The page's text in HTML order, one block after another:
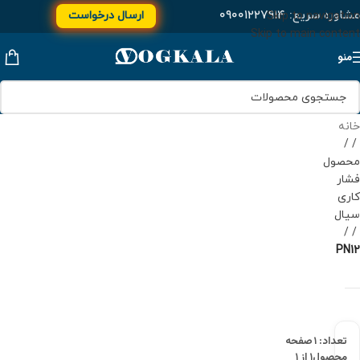
Skip to navigation
Skip to main content
مشاوره سریع:۰۹۰۰۱۲۲۷۹۱۴ ارسال درخواست
منو
خانه
/
محصول
فشار
کاری
سیال
/
PN12
تعداد: ۱صفحه